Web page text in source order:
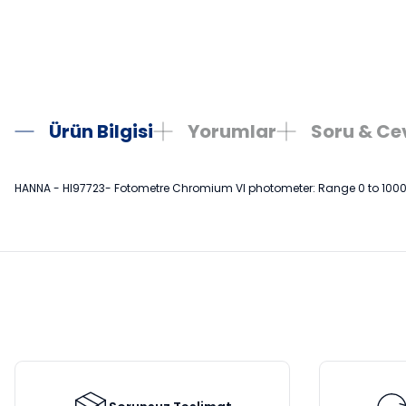
Ürün Bilgisi Yorumlar Soru &
HANNA - HI97723- Fotometre Chromium VI photometer: Range 0 to